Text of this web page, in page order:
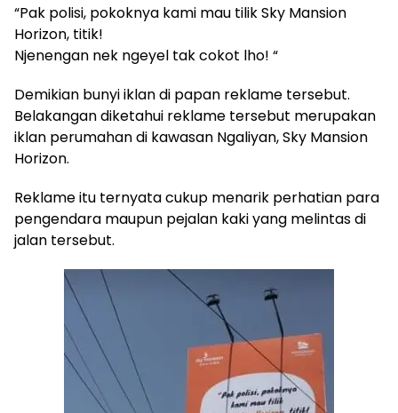
“Pak polisi, pokoknya kami mau tilik Sky Mansion
Horizon, titik!
Njenengan nek ngeyel tak cokot lho! “
Demikian bunyi iklan di papan reklame tersebut.
Belakangan diketahui reklame tersebut merupakan
iklan perumahan di kawasan Ngaliyan, Sky Mansion
Horizon.
Reklame itu ternyata cukup menarik perhatian para
pengendara maupun pejalan kaki yang melintas di
jalan tersebut.